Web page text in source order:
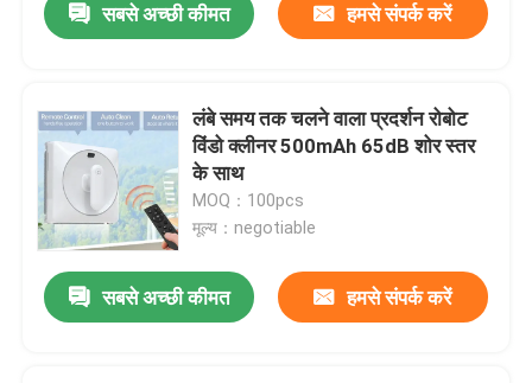
उत्पादों
वीडियो
हमारे बारे में
सबसे अच्छी कीमत हमसे संपर्क करें
लंबे समय तक चलने वाला प्रदर्शन रोबोट
विंडो क्लीनर 500mAh 65dB शोर स्तर
के साथ
MOQ：100pcs
मूल्य：negotiable
सबसे अच्छी कीमत हमसे संपर्क करें